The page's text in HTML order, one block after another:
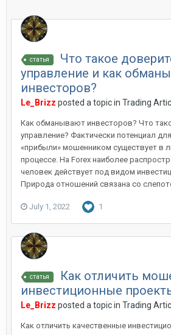
статья
Что такое
управление и как
инвесторов?
Le_Brizz posted a topic in Trading
Как обманывают инвесторов? Что
управление? Фактически потенциал
«прибыли» мошенником существует в
процессе. На Forex наиболее
человек действует под видом
Природа отношений связана со
July 1, 2022 1
статья
Как отличить
инвестиционные
Le_Brizz posted a topic in Trading
Как отличить качественные